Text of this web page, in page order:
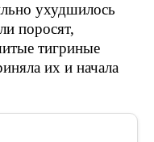
ухудшилось
поросят,
тигриные
их и начала